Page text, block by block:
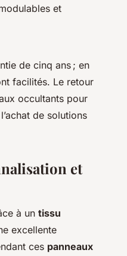
et
de cinq ans ; en
facilités. Le retour
occultants pour
de solutions
et
à un tissu
excellente
ces panneaux